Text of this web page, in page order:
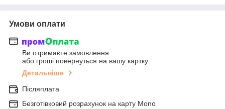
Умови оплати
Ви отримаєте замовлення
або гроші повернуться на вашу картку
Детальніше
Післяплата
Безготівковий розрахунок на карту Mono